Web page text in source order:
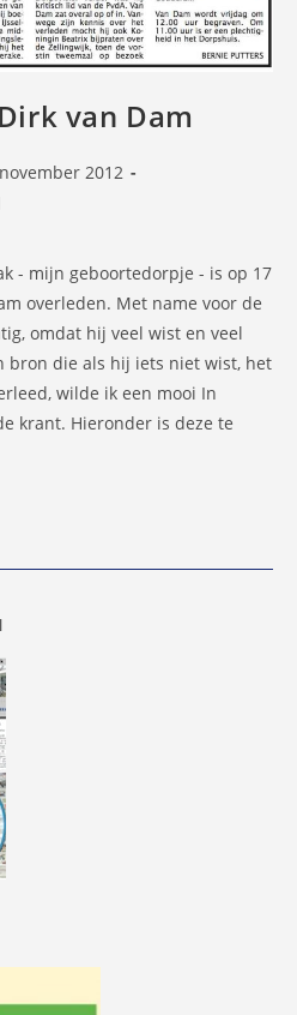
van Dam
2012
- mijn geboortedorpje - is op 17
overleden. Met name voor de
omdat hij veel wist en veel
bron die als hij iets niet wist, het
wilde ik een mooi In
krant. Hieronder is deze te